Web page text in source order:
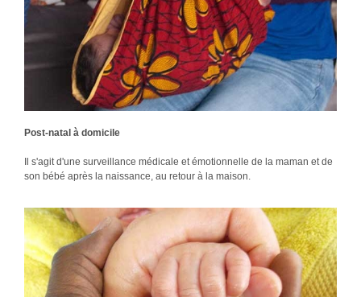
Post-natal à domicile
Il s'agit d'une surveillance médicale et émotionnelle de la maman et de
son bébé après la naissance, au retour à la maison.